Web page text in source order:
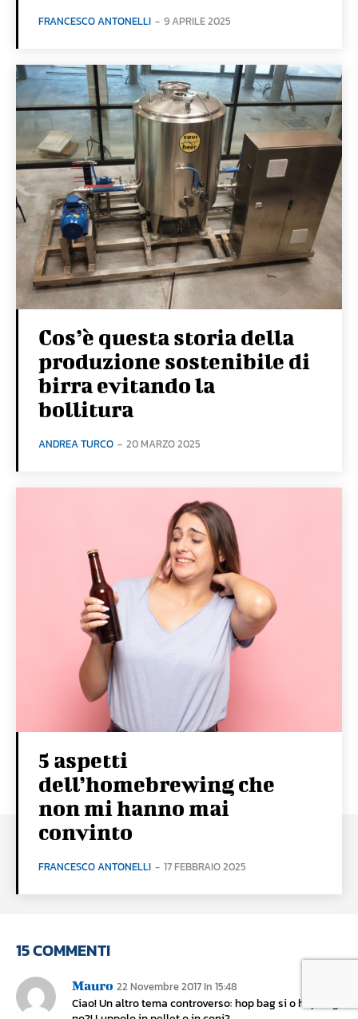
FRANCESCO ANTONELLI - 9 APRILE 2025
Cos’è questa storia della
produzione sostenibile di
birra evitando la
bollitura
ANDREA TURCO - 20 MARZO 2025
5 aspetti
dell’homebrewing che
non mi hanno mai
convinto
FRANCESCO ANTONELLI - 17 FEBBRAIO 2025
15 COMMENTI
Mauro 22 Novembre 2017 In 15:48
Ciao! Un altro tema controverso: hop bag si o hop bag